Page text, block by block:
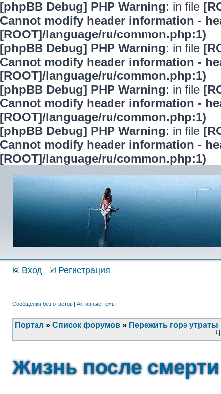
[phpBB Debug] PHP Warning: in file
Cannot modify header information -
[ROOT]/language/ru/common.php:1)
[phpBB Debug] PHP Warning: in file
Cannot modify header information -
[ROOT]/language/ru/common.php:1)
[phpBB Debug] PHP Warning: in file
Cannot modify header information -
[ROOT]/language/ru/common.php:1)
[phpBB Debug] PHP Warning: in file
Cannot modify header information -
[ROOT]/language/ru/common.php:1)
Вход Регистрация
Сообщения без ответов | Активные темы
Портал » Список форумов » Пережить горе утраты
Жизнь после смерти